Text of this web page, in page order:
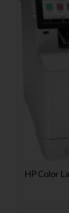
HP Color